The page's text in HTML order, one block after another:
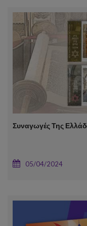
Συναγωγές Της
05/04/2024